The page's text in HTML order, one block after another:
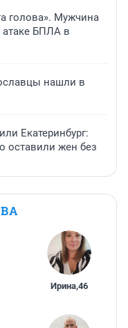
голова». Мужчина
атаке БПЛА в
нашли в
Екатеринбург:
оставили жен без
Ирина,46